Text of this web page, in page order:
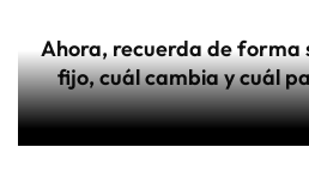
Ahora, recuerda de forma
fijo, cuál cambia y cuál